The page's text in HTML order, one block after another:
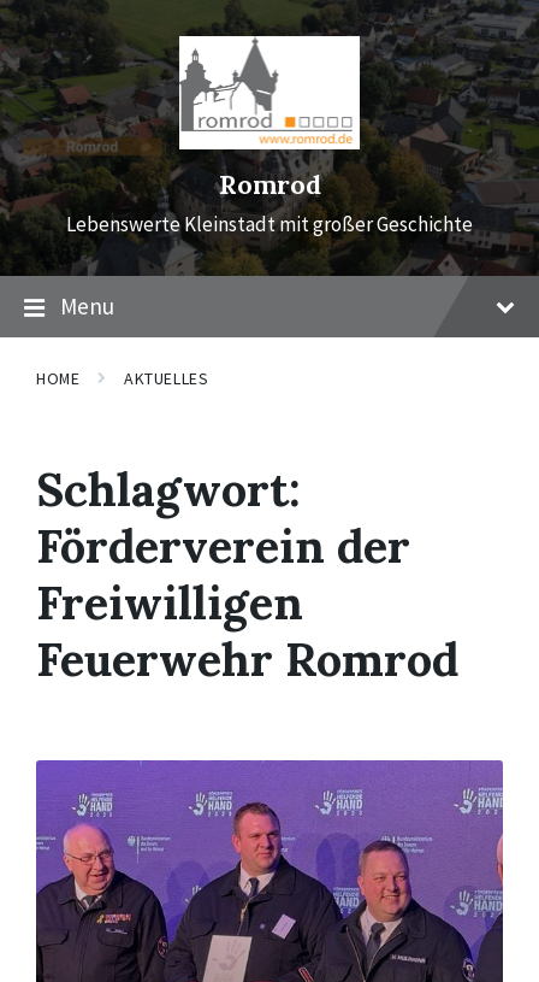
Skip
to
content
Skip
to
main
navigation
Skip
to
footer
Romrod
Lebenswerte Kleinstadt mit großer Geschichte
Menu
HOME AKTUELLES
Schlagwort:
Förderverein der
Freiwilligen
Feuerwehr Romrod
Read
More